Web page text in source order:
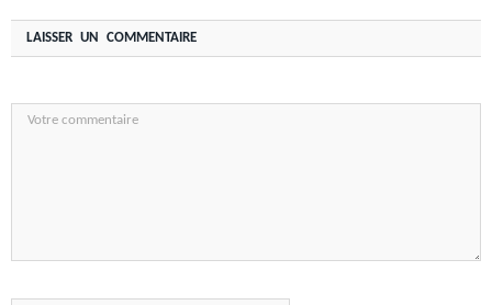
LAISSER UN COMMENTAIRE